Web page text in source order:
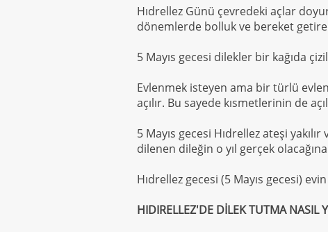
Hıdrellez Günü çevredeki açlar
dönemlerde bolluk ve bereket
5 Mayıs gecesi dilekler bir kağıda
Evlenmek isteyen ama bir türlü
açılır. Bu sayede kısmetlerinin de
5 Mayıs gecesi Hıdrellez ateşi
dilenen dileğin o yıl gerçek olacağına
Hıdrellez gecesi (5 Mayıs gecesi) evin
HIDIRELLEZ'DE DİLEK TUTMA NASIL